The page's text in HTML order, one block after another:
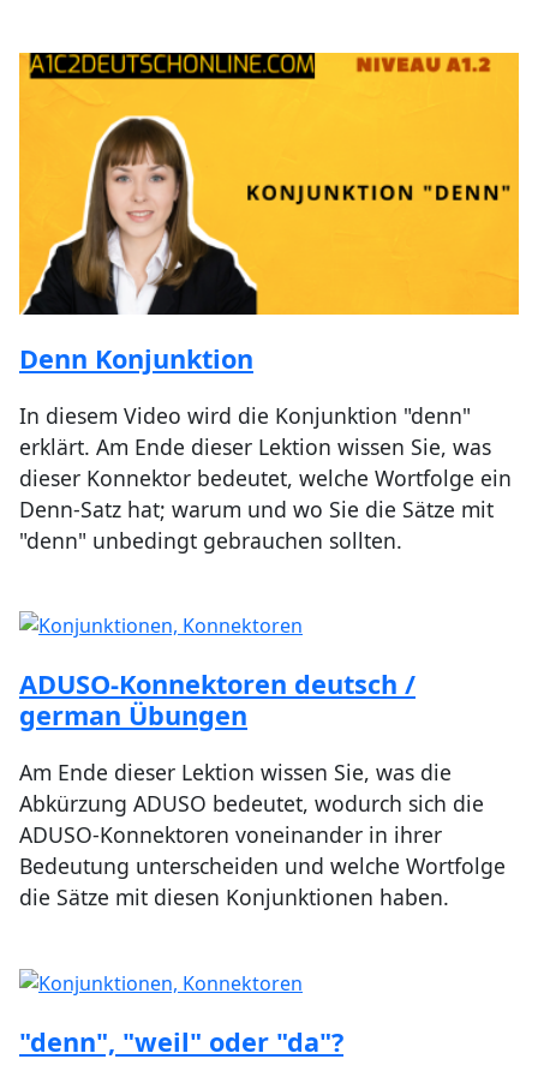
Denn Konjunktion
In diesem Video wird die Konjunktion "denn"
erklärt. Am Ende dieser Lektion wissen Sie, was
dieser Konnektor bedeutet, welche Wortfolge ein
Denn-Satz hat; warum und wo Sie die Sätze mit
"denn" unbedingt gebrauchen sollten.
ADUSO-Konnektoren deutsch /
german Übungen
Am Ende dieser Lektion wissen Sie, was die
Abkürzung ADUSO bedeutet, wodurch sich die
ADUSO-Konnektoren voneinander in ihrer
Bedeutung unterscheiden und welche Wortfolge
die Sätze mit diesen Konjunktionen haben.
"denn", "weil" oder "da"?